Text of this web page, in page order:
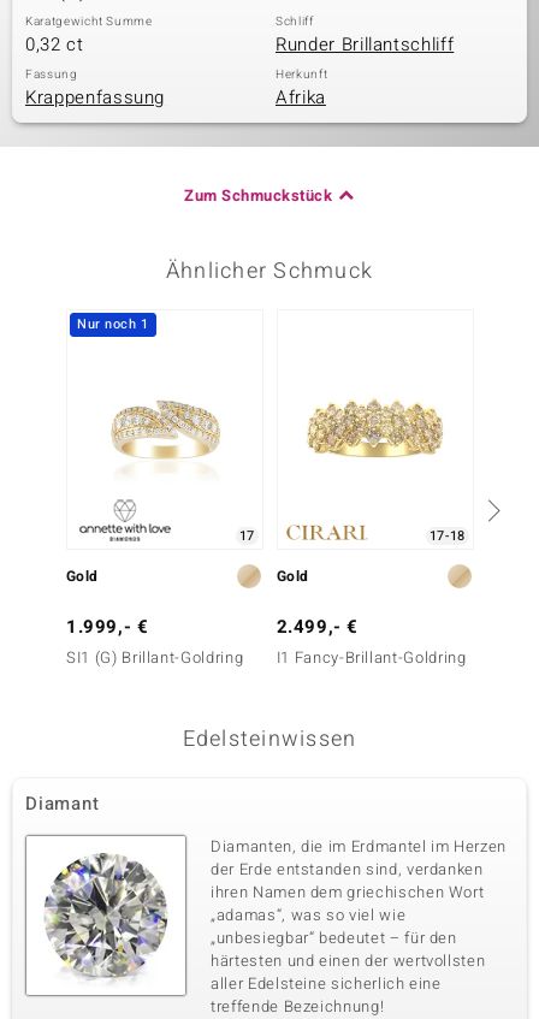
Karatgewicht Summe
0,32 ct
Schliff
Runder Brillantschliff
Fassung
Krappenfassung
Herkunft
Afrika
Zum Schmuckstück
Ähnlicher Schmuck
Nur noch 1
17
Gold
1.999,- €
SI1 (G) Brillant-Goldring
17-18
Gold
2.499,- €
I1 Fancy-Brillant-Goldring
Edelsteinwissen
Diamant
Diamanten, die im Erdmantel im Herzen
der Erde entstanden sind, verdanken
ihren Namen dem griechischen Wort
„adamas“, was so viel wie
„unbesiegbar“ bedeutet – für den
härtesten und einen der wertvollsten
aller Edelsteine sicherlich eine
treffende Bezeichnung!